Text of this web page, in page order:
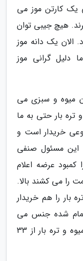
یک کارتن موز می
3 کیلو می خرند. هیچ جیبی توان
را ندارد. الان یک دانه موز
اما دلیل گرانی موز
میوه و سبزی می
تره بار حتی به ما
خریدار است و
این مسئول صنفی
کمبود عرضه اعلام
را می کشند بالا.
بار را هم خریدار
تمام شده جنس می
شود. به گفته کارگر نرخ موز در میدان میوه و تره بار از 33